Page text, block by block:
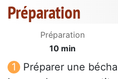
Préparation
Préparation
10 min
Préparer une